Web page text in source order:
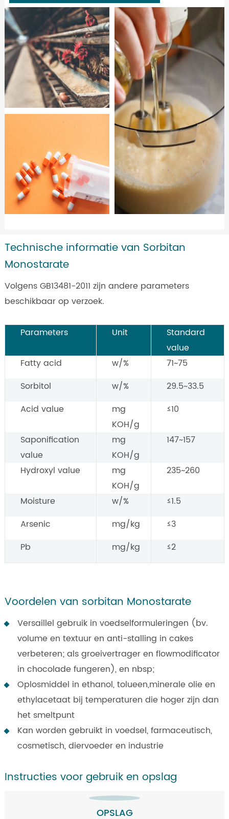
Technische informatie van Sorbitan
Monostarate
Volgens GB13481-2011 zijn andere parameters
beschikbaar op verzoek.
Parameters Unit
Standard
value
Fatty acid
w/%
71~75
Sorbitol
w/%
29.5~33.5
Acid value
mg
KOH/g
≤10
Saponification
value
mg
KOH/g
147~157
Hydroxyl value
mg
KOH/g
235~260
Moisture w/%
≤1.5
Arsenic
mg/kg
≤3
Pb
mg/kg ≤2
Voordelen van sorbitan Monostarate
Versaillel gebruik in voedselformuleringen (bv.
volume en textuur en anti-stalling in cakes
verbeteren; als groeivertrager en flowmodificator
in chocolade fungeren), en nbsp;
Oplosmiddel in ethanol, tolueen,minerale olie en
ethylacetaat bij temperaturen die hoger zijn dan
het smeltpunt
Kan worden gebruikt in voedsel, farmaceutisch,
cosmetisch, diervoeder en industrie
Instructies voor gebruik en opslag
OPSLAG